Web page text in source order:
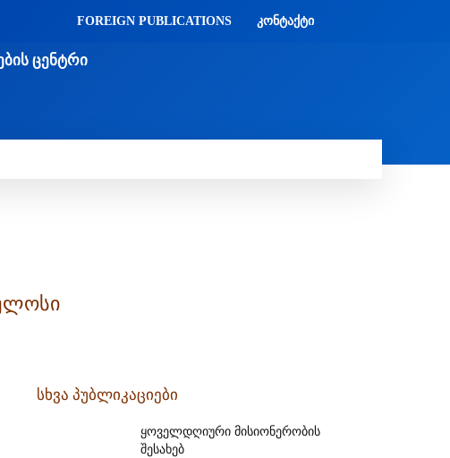
FOREIGN PUBLICATIONS ᲙᲝᲜᲢᲐᲥᲢᲘ
ᲪᲔᲜᲢᲠᲘ
სხვა პუბლიკაციები
ყოველდღიური მისიონერობის
შესახებ